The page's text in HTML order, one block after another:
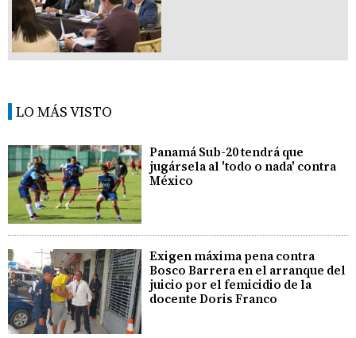
LO MÁS VISTO
Panamá Sub-20 tendrá que
jugársela al 'todo o nada' contra
México
Exigen máxima pena contra
Bosco Barrera en el arranque del
juicio por el femicidio de la
docente Doris Franco